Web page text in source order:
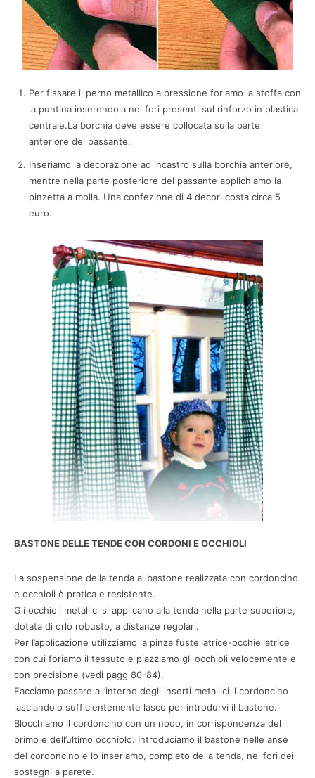
Per fissare il perno metallico a pressione foriamo la stoffa con
la puntina inserendola nei fori presenti sul rinforzo in plastica
centrale.La borchia deve essere collocata sulla parte
anteriore del passante.
Inseriamo la decorazione ad incastro sulla borchia anteriore,
mentre nella parte posteriore del passante applichiamo la
pinzetta a molla. Una confezione di 4 decori costa circa 5
euro.
BASTONE DELLE TENDE CON CORDONI E OCCHIOLI
La sospensione della tenda al bastone realizzata con cordoncino
e occhioli è pratica e resistente.
Gli occhioli metallici si applicano alla tenda nella parte superiore,
dotata di orlo robusto, a distanze regolari.
Per l’applicazione utilizziamo la pinza fustellatrice-occhiellatrice
con cui foriamo il tessuto e piazziamo gli occhioli velocemente e
con precisione (vedi pagg 80-84).
Facciamo passare all’interno degli inserti metallici il cordoncino
lasciandolo sufficientemente lasco per introdurvi il bastone.
Blocchiamo il cordoncino con un nodo, in corrispondenza del
primo e dell’ultimo occhiolo. Introduciamo il bastone nelle anse
del cordoncino e lo inseriamo, completo della tenda, nei fori dei
sostegni a parete.